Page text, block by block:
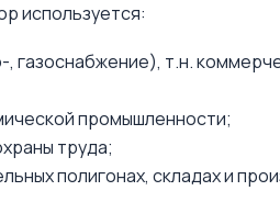
используется:
газоснабжение), т.н.
промышленности;
труда;
полигонах, складах и